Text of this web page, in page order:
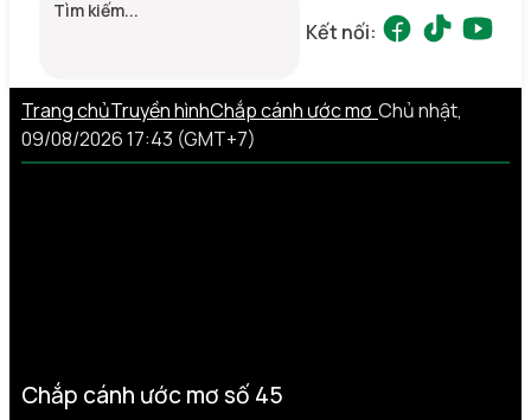
Kết nối:
Trang chủTruyền hìnhChắp cánh ước mơ Chủ nhật,
09/08/2026 17:43 (GMT+7)
Chắp cánh ước mơ số 45